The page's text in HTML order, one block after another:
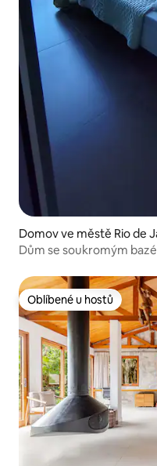
Domov ve městě Rio de
Dům se soukromým
Oblíbené u hostů
Oblíbené u hostů